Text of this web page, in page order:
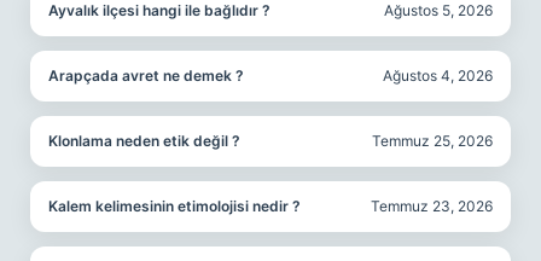
Ayvalık ilçesi hangi ile bağlıdır ? Ağustos 5, 2026
Arapçada avret ne demek ? Ağustos 4, 2026
Klonlama neden etik değil ? Temmuz 25, 2026
Kalem kelimesinin etimolojisi nedir ? Temmuz 23, 2026